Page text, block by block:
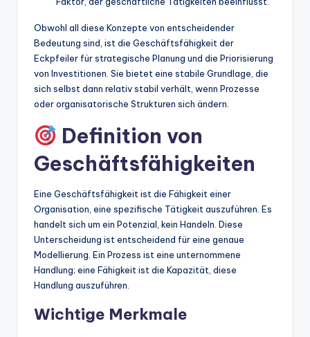
Obwohl all diese Konzepte von entscheidender
Bedeutung sind, ist die Geschäftsfähigkeit der
Eckpfeiler für strategische Planung und die Priorisierung
von Investitionen. Sie bietet eine stabile Grundlage, die
sich selbst dann relativ stabil verhält, wenn Prozesse
oder organisatorische Strukturen sich ändern.
Definition von
Geschäftsfähigkeiten
Eine Geschäftsfähigkeit ist die Fähigkeit einer
Organisation, eine spezifische Tätigkeit auszuführen. Es
handelt sich um ein Potenzial, kein Handeln. Diese
Unterscheidung ist entscheidend für eine genaue
Modellierung. Ein Prozess ist eine unternommene
Handlung; eine Fähigkeit ist die Kapazität, diese
Handlung auszuführen.
Wichtige Merkmale